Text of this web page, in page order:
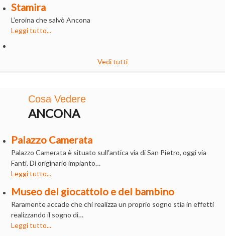
Stamira
L’eroina che salvò Ancona
Leggi tutto...
Vedi tutti
Cosa Vedere
ANCONA
Palazzo Camerata
Palazzo Camerata è situato sull'antica via di San Pietro, oggi via
Fanti. Di originario impianto…
Leggi tutto...
Museo del giocattolo e del bambino
Raramente accade che chi realizza un proprio sogno stia in effetti
realizzando il sogno di…
Leggi tutto...